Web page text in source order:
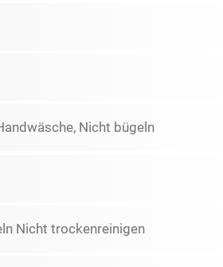
Nicht bügeln
Nicht trockenreinigen